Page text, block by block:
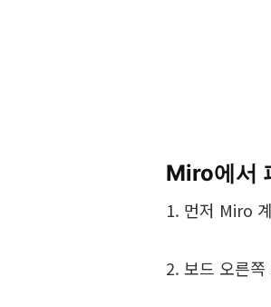
Miro에서
1. 먼저 Miro
2. 보드 오른